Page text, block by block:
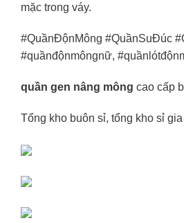
mặc trong váy.
#QuầnĐộnMông #QuầnSuĐúc
#quầnđộnmôngnữ,
quần gen nâng mông cao cấp
Tổng kho buôn sỉ, tổng kho sỉ